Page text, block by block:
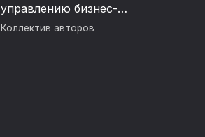
управлению бизнес-
процессами. BPM CBOK
Коллектив авторов